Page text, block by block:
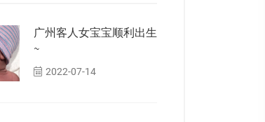
广州客人女宝宝顺利出生
~
2022-07-14